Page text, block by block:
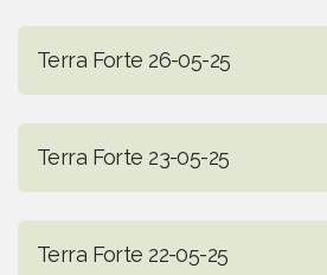
Terra Forte 26-05-25
Terra Forte 23-05-25
Terra Forte 22-05-25